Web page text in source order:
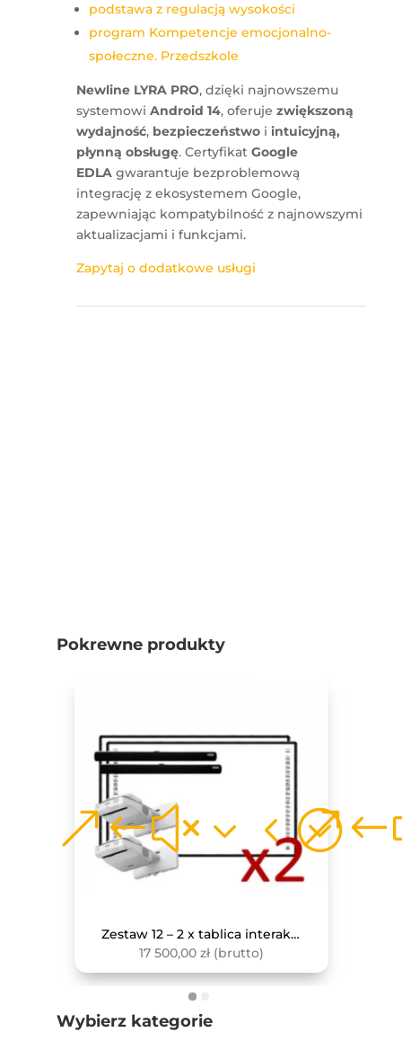
podstawa z regulacją wysokości
program Kompetencje emocjonalno-
społeczne. Przedszkole
Newline LYRA PRO, dzięki najnowszemu
systemowi Android 14, oferujezwiększoną
wydajność, bezpieczeństwo iintuicyjną,
płynną obsługę. CertyfikatGoogle
EDLA gwarantuje bezproblemową
integrację z ekosystemem Google,
zapewniając kompatybilność z najnowszymi
aktualizacjami i funkcjami.
Zapytaj o dodatkowe usługi
Pokrewne produkty
Zestaw 12 – 2 x tablica interaktywna z projektorem ultrakrótkoogniskowym i soundbar
17 500,00 zł (brutto)
Wybierz kategorie